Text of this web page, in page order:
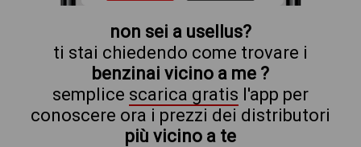
non sei a usellus?
ti stai chiedendo come trovare i
benzinai vicino a me ?
semplice scarica gratis l'app per
conoscere ora i prezzi dei distributori
più vicino a te